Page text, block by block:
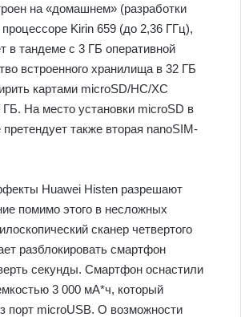
на «домашнем» (разработки
Kirin 659 (до 2,36 ГГц),
в тандеме с 3 ГБ оперативной
встроенного хранилища в 32 ГБ
картами microSD/HC/XC
На место установки microSD в
также вторая nanoSIM-
Huawei Histen разрешают
помимо этого в несложных
сканер четвертого
разблокировать смартфон
секунды. Смартфон оснастили
3 000 мА*ч, который
порт microUSB. О возможности